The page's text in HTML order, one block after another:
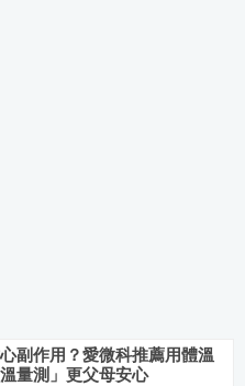
副作用？愛微科推薦用體溫
量測」更父母安心